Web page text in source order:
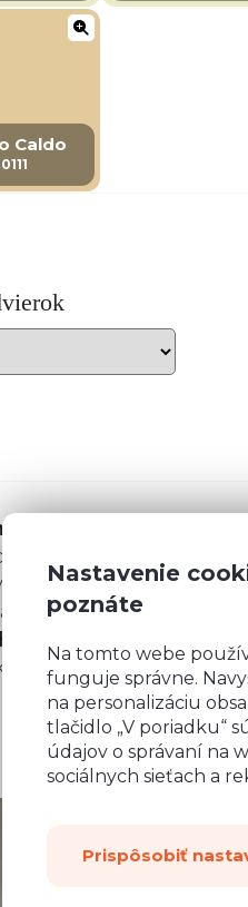
Caldo
častí. Získate voľnosť v
zostať otvorené
a navyše si môžete
častí
tak, aby ste na
je hladké, mäkké
Nastavenie
poznáte
Na tomto webe
funguje správne.
na personalizáciu
tlačidlo „V poriadku“
údajov o správaní na
sociálnych sieťach a
Prispôsobiť